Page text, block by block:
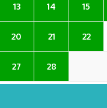
13 14 15
20 21 22
27 28